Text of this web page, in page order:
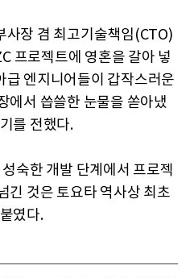
사장 겸 최고기술책임(CTO)
프로젝트에 영혼을 갈아 넣
급 엔지니어들이 갑작스러운
에서 씁쓸한 눈물을 쏟아냈
를 전했다.
숙한 개발 단계에서 프로젝
긴 것은 토요타 역사상 최초
였다.